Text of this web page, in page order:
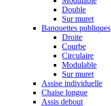
Double
Sur muret
Banquettes publiques
Droite
Courbe
Circulaire
Modulable
Sur muret
Assise individuelle
Chaise longue
Assis debout